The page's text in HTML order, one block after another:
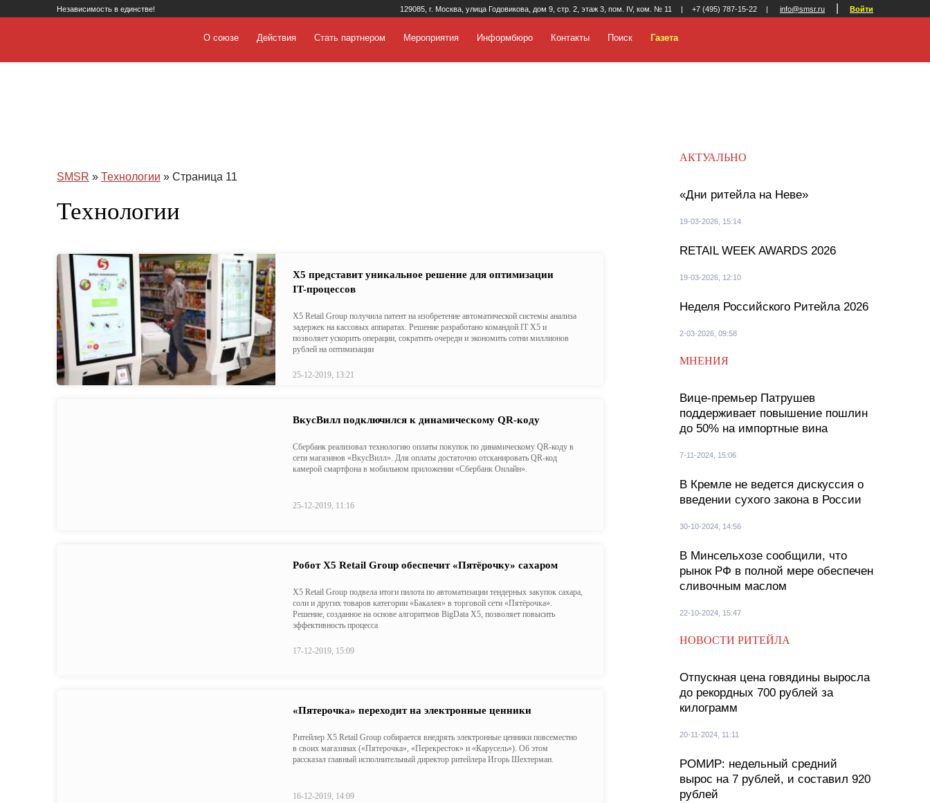
Независимость в единстве! 129085, г. Москва, улица Годовикова, дом 9, стр. 2, этаж 3, пом. IV, ком. № 11 | +7 (495) 787-15-22 | info@smsr.ru Войти
О союзе Действия Стать партнером Мероприятия Информбюро Контакты Поиск Газета
SMSR » Технологии » Страница 11
Технологии
X5 представит уникальное решение для оптимизации
IT-процессов
X5 Retail Group получила патент на изобретение автоматической системы анализа
задержек на кассовых аппаратах. Решение разработано командой IT X5 и
позволяет ускорить операции, сократить очереди и экономить сотни миллионов
рублей на оптимизации
25-12-2019, 13:21
ВкусВилл подключился к динамическому QR-коду
Сбербанк реализовал технологию оплаты покупок по динамическому QR-коду в
сети магазинов «ВкусВилл». Для оплаты достаточно отсканировать QR-код
камерой смартфона в мобильном приложении «Сбербанк Онлайн».
25-12-2019, 11:16
Робот Х5 Retail Group обеспечит «Пятёрочку» сахаром
X5 Retail Group подвела итоги пилота по автоматизации тендерных закупок сахара,
соли и других товаров категории «Бакалея» в торговой сети «Пятёрочка».
Решение, созданное на основе алгоритмов BigData X5, позволяет повысить
эффективность процесса
17-12-2019, 15:09
«Пятерочка» переходит на электронные ценники
Ритейлер X5 Retail Group собирается внедрять электронные ценники повсеместно
в своих магазинах («Пятерочка», «Перекресток» и «Карусель»). Об этом
рассказал главный исполнительный директор ритейлера Игорь Шехтерман.
16-12-2019, 14:09
АКТУАЛЬНО
«Дни ритейла на Неве»
19-03-2026, 15:14
RETAIL WEEK AWARDS 2026
19-03-2026, 12:10
Неделя Российского Ритейла 2026
2-03-2026, 09:58
МНЕНИЯ
Вице-премьер Патрушев
поддерживает повышение пошлин
до 50% на импортные вина
7-11-2024, 15:06
В Кремле не ведется дискуссия о
введении сухого закона в России
30-10-2024, 14:56
В Минсельхозе сообщили, что
рынок РФ в полной мере обеспечен
сливочным маслом
22-10-2024, 15:47
НОВОСТИ РИТЕЙЛА
Отпускная цена говядины выросла
до рекордных 700 рублей за
килограмм
20-11-2024, 11:11
РОМИР: недельный средний
вырос на 7 рублей, и составил 920
рублей